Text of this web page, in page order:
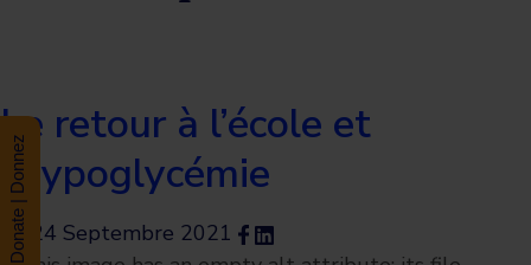
Le retour à l’école et
l’hypoglycémie
24 Septembre 2021
Donate | Donnez